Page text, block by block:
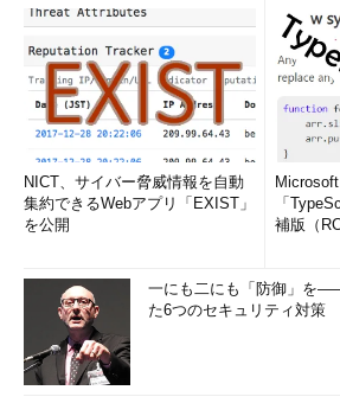
NICT、サイバー脅威情報を自動
集約できるWebアプリ「EXIST」
を公開
「
補版（
一にも二にも「防御」を
た6つのセキュリティ対策